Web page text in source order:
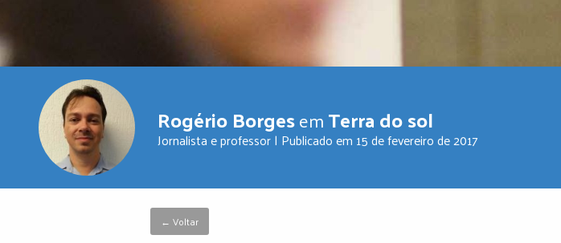
Rogério BorgesemTerra do sol
Jornalista e professor | Publicado em 15 de fevereiro de 2017
← Voltar